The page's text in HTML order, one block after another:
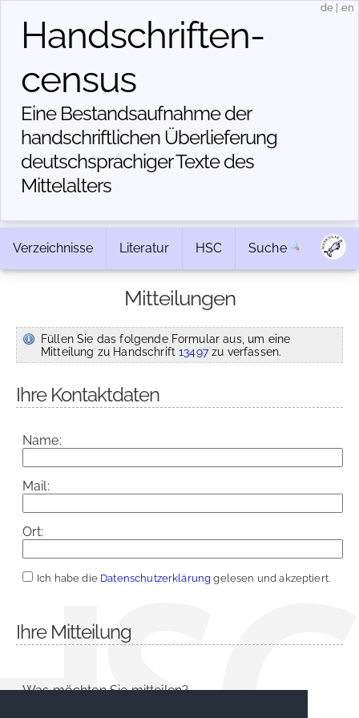
Handschriften­
census
Eine Bestandsaufnahme der
handschriftlichen Über­lieferung
deutschsprachiger Texte des
Mittelalters
de en
Verzeichnisse Literatur HSC Suche
Mitteilungen
Füllen Sie das folgende Formular aus, um eine
Mitteilung zu Handschrift13497zu verfassen.
Ihre Kontaktdaten
Name:
Mail:
Ort:
Ich habe die Datenschutzerklärung gelesen und akzeptiert.
Ihre Mitteilung
Was möchten Sie mitteilen?